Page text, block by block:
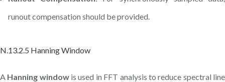
runout compensation should be provided.
N.13.2.5 Hanning Window
A Hanning windowis used in FFT analysis to reduce spectral line